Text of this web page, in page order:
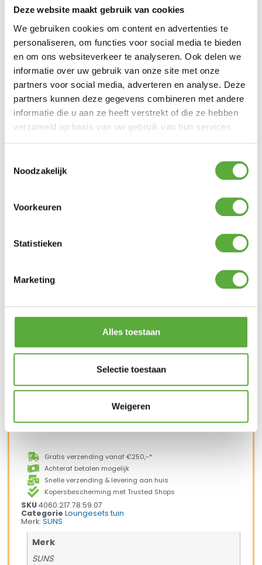
Deze website maakt gebruik van cookies
We gebruiken cookies om content en advertenties te
personaliseren, om functies voor social media te bieden
en om ons websiteverkeer te analyseren. Ook delen we
informatie over uw gebruik van onze site met onze
partners voor social media, adverteren en analyse. Deze
partners kunnen deze gegevens combineren met andere
informatie die u aan ze heeft verstrekt of die ze hebben
verzameld op basis van uw gebruik van hun services.
Noodzakelijk
Voorkeuren
Statistieken
Marketing
Alles toestaan
Selectie toestaan
Weigeren
voorzien van onze innovatieve kussenfixatie.
Dankzij de lus aan de kussens en het houten
staafje is hinderlijk wegglijden van de
kussens verleden tijd.
De loungetafel sluit naadloos aan in het
ontwerp.
SUNS Nardo is een eyecatcher en een uiterst
comfortabele loungeset. De kussens zijn
uitgevoerd in de premium weerbestendige
stof Sunproof® in de kleur Beachy Bouclé.
Bouclé geeft buiten een nieuw gevoel van
comfort zichtbaar maakt. Geïnspireerd op
toonaangevende interieurtrends vervaagt
weerbestendig. Zo wordt ontspannen buiten
Opstelling:
– 2x 3-zitsbank met zijtafel en hoek: Breedte
breedte: 190 cm
– 1x Loungetafel rechthoek: Lengte x breedte:
140 x 80 cm – Hoogte: 35,5 cm
Ultiem Buitenleven prijs:
€5.695,00
1 op voorraad
Gratis verzending vanaf €250,-*
Achteraf betalen mogelijk
Snelle verzending & levering aan huis
Kopersbescherming met Trusted Shops
SKU4060.217.78.59.07
Categorie Loungesets tuin
Merk:SUNS
Merk
SUNS